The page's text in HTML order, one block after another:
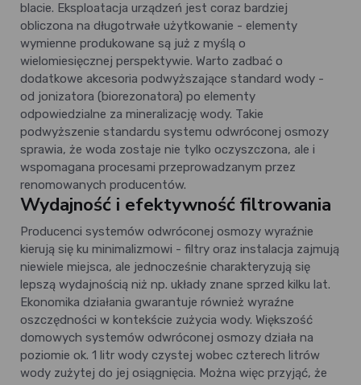
blacie. Eksploatacja urządzeń jest coraz bardziej
obliczona na długotrwałe użytkowanie - elementy
wymienne produkowane są już z myślą o
wielomiesięcznej perspektywie. Warto zadbać o
dodatkowe akcesoria podwyższające standard wody -
od jonizatora (biorezonatora) po elementy
odpowiedzialne za mineralizację wody. Takie
podwyższenie standardu systemu odwróconej osmozy
sprawia, że woda zostaje nie tylko oczyszczona, ale i
wspomagana procesami przeprowadzanym przez
renomowanych producentów.
Wydajność i efektywność filtrowania
Producenci systemów odwróconej osmozy wyraźnie
kierują się ku minimalizmowi - filtry oraz instalacja zajmują
niewiele miejsca, ale jednocześnie charakteryzują się
lepszą wydajnością niż np. układy znane sprzed kilku lat.
Ekonomika działania gwarantuje również wyraźne
oszczędności w kontekście zużycia wody. Większość
domowych systemów odwróconej osmozy działa na
poziomie ok. 1 litr wody czystej wobec czterech litrów
wody zużytej do jej osiągnięcia. Można więc przyjąć, że